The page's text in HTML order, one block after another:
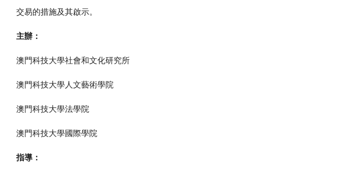
交易的措施及其啟示。
主辦：
澳門科技大學社會和文化研究所
澳門科技大學人文藝術學院
澳門科技大學法學院
澳門科技大學國際學院
指導：